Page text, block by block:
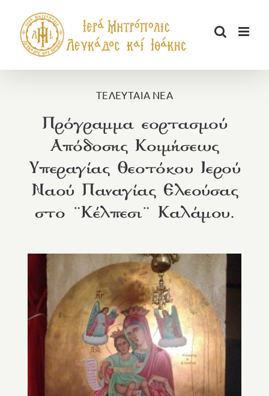
περιεχόμενο
ΤΕΛΕΥΤΑΙΑ ΝΕΑ
Πρόγραμμα εορτασμού
Απόδοσης Κοιμήσεως
Υπεραγίας Θεοτόκου Ιερού
Ναού Παναγίας Ελεούσας
στο ¨Κέλπεσι¨ Καλάμου.